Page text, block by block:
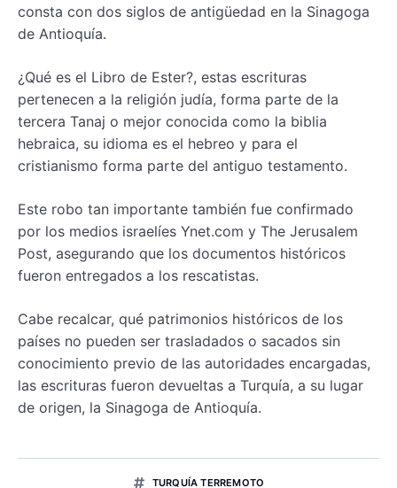
consta con dos siglos de antigüedad en la Sinagoga
de Antioquía.
¿Qué es el Libro de Ester?, estas escrituras
pertenecen a la religión judía, forma parte de la
tercera Tanaj o mejor conocida como la biblia
hebraica, su idioma es el hebreo y para el
cristianismo forma parte del antiguo testamento.
Este robo tan importante también fue confirmado
por los medios israelíes Ynet.com y The Jerusalem
Post, asegurando que los documentos históricos
fueron entregados a los rescatistas.
Cabe recalcar, qué patrimonios históricos de los
países no pueden ser trasladados o sacados sin
conocimiento previo de las autoridades encargadas,
las escrituras fueron devueltas a Turquía, a su lugar
de origen, la Sinagoga de Antioquía.
TURQUÍA TERREMOTO